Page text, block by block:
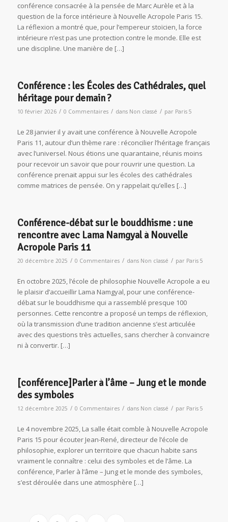
conférence consacrée à la pensée de Marc Aurèle et à la
question de la force intérieure à Nouvelle Acropole Paris 15.
La réflexion a montré que, pour l’empereur stoïcien, la force
intérieure n’est pas une protection contre le monde. Elle est
une discipline. Une manière de […]
Conférence : les Écoles des Cathédrales, quel
héritage pour demain ?
10 février 2026 / 0 Commentaires / dans Non classé / par Paris 5
Le 28 janvier il y avait une conférence à Nouvelle Acropole
Paris 11, autour d’un thème rare : réconcilier l’héritage français
avec l’universel. Nous étions une quarantaine, réunis moins
pour recevoir un savoir que pour rouvrir une question. La
conférence prenait appui sur les écoles des cathédrales
comme matrices de pensée. On y rappelait qu’elles […]
Conférence-débat sur le bouddhisme : une
rencontre avec Lama Namgyal à Nouvelle
Acropole Paris 11
20 décembre 2025 / 0 Commentaires / dans Non classé / par Paris 5
En octobre 2025, l’école de philosophie Nouvelle Acropole a eu
le plaisir d’accueillir Lama Namgyal, pour une conférence-
débat sur le bouddhisme qui a rassemblé presque 100
personnes. Cette rencontre a proposé un temps de réflexion,
où la transmission d’une tradition ancienne s’est articulée
avec des questions très actuelles, sans chercher à convaincre
ni à convertir. […]
[conférence]Parler à l’âme – Jung et le monde
des symboles
12 décembre 2025 / 0 Commentaires / dans Non classé / par Paris 5
Le 4 novembre 2025, La salle était comble à Nouvelle Acropole
Paris 15 pour écouter Jean-René, directeur de l’école de
philosophie, explorer un territoire que chacun habite sans
vraiment le connaître : celui des symboles et de l’âme. La
conférence, Parler à l’âme – Jung et le monde des symboles,
s’est déroulée dans une atmosphère […]